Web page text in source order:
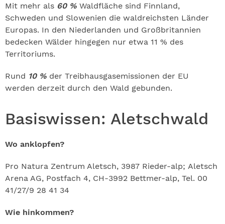
Mit mehr als 60 % Waldfläche sind Finnland,
Schweden und Slowenien die waldreichsten Länder
Europas. In den Niederlanden und Großbritannien
bedecken Wälder hingegen nur etwa 11 % des
Territoriums.
Rund 10 % der Treibhausgasemissionen der EU
werden derzeit durch den Wald gebunden.
Basiswissen: Aletschwald
Wo anklopfen?
Pro Natura Zentrum Aletsch, 3987 Rieder-alp; Aletsch
Arena AG, Postfach 4, CH-3992 Bettmer-alp, Tel. 00
41/27/9 28 41 34
Wie hinkommen?